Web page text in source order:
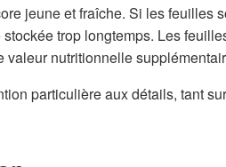
jeune et fraîche. Si les feuilles
trop longtemps. Les
valeur nutritionnelle
particulière aux détails, tant sur